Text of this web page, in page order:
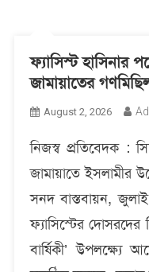
‎ফ্যাসিস্ট হাসিনার
জামায়াতের
August 2, 2026
নিজস্ব প্রতিবেদক :
জামায়াতে ইসলামীর
সনদ বাস্তবায়ন,
ফ্যাসিস্টের দোসরদের
বার্ষিকী’ উপলক্ষ্যে